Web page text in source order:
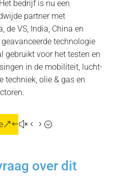
bedrijf is nu een
partner met
de VS, India, China en
technologie
gebruikt voor het testen en
in de mobiliteit, lucht-
techniek, olie & gas en
over dit